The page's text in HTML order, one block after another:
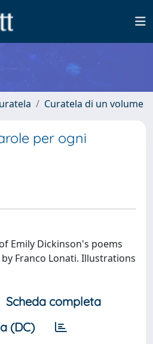
Curatela di un volume
per ogni
Emily Dickinson's poems
Franco Lonati. Illustrations
Scheda completa
(DC)